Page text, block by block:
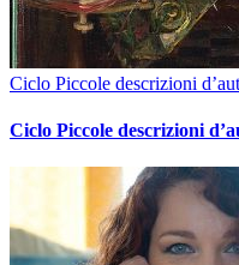
Ciclo Piccole descrizioni
Ciclo Piccole descrizioni